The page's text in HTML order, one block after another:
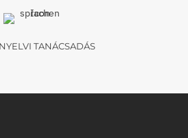
TANÁCSADÁS